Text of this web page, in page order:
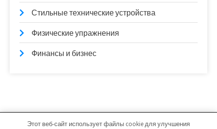
Стильные технические устройства
Физические упражнения
Финансы и бизнес
Этот веб-сайт использует файлы cookie для улучшения